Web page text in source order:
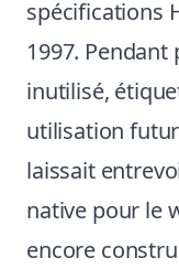
spécifications
1997. Pendant
inutilisé,
utilisation
laissait
native pour le
encore